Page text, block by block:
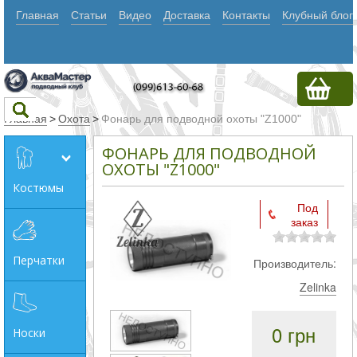
Главная Статьи Видео Доставка Контакты Клубный блог
Текст
Искать
Любое из
слов
слова
Точное
Главная >Охота > Фонарь для подводной охоты "Z1000"
Костюмы
Перчатки
Носки
ФОНАРЬ ДЛЯ ПОДВОДНОЙ
ОХОТЫ "Z1000"
Под
заказ
Производитель:
Zelinka
0 грн